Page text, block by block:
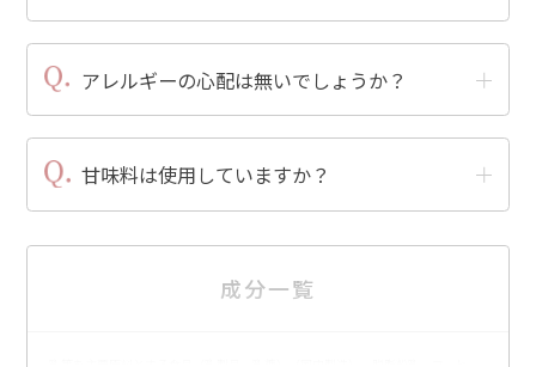
アレルギーの心配は無いでしょうか？
甘味料は使用していますか？
成分一覧